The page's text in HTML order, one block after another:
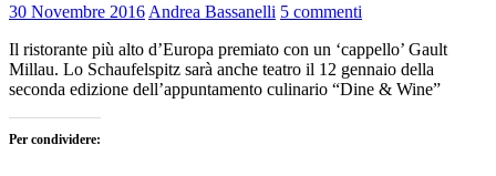
30 Novembre 2016 Andrea Bassanelli 5 commenti
Il ristorante più alto d’Europa premiato con un ‘cappello’ Gault
Millau. Lo Schaufelspitz sarà anche teatro il 12 gennaio della
seconda edizione dell’appuntamento culinario “Dine & Wine”
Per condividere: